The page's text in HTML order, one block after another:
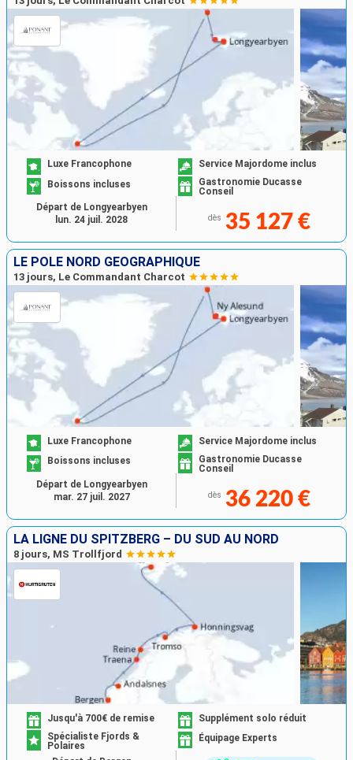
Luxe Francophone
Service Majordome inclus
Boissons incluses
Gastronomie Ducasse
Conseil
dès 35 127 €
Départ de Longyearbyen
lun. 24 juil. 2028
LE PÔLE NORD GÉOGRAPHIQUE
13 jours, Le Commandant Charcot
Luxe Francophone
Service Majordome inclus
Boissons incluses
Gastronomie Ducasse
Conseil
dès 36 220 €
Départ de Longyearbyen
mar. 27 juil. 2027
LA LIGNE DU SPITZBERG – DU SUD AU NORD
8 jours, MS Trollfjord
Jusqu'à 700€ de remise
Supplément solo réduit
Spécialiste Fjords &
Polaires
Équipage Experts